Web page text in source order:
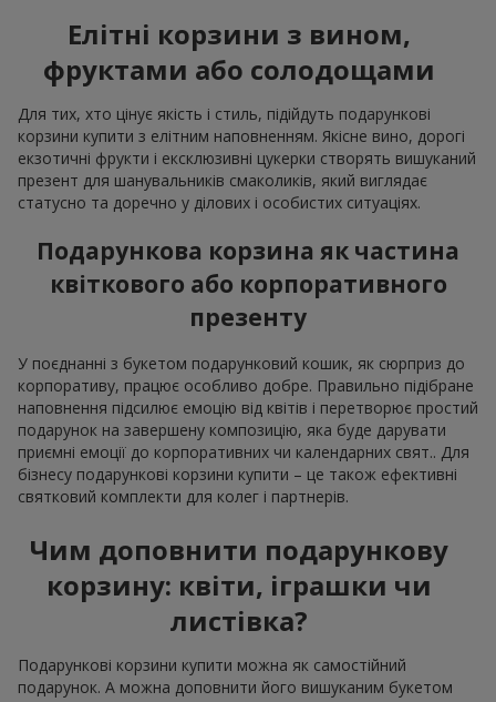
Елітні корзини з вином,
фруктами або солодощами
Для тих, хто цінує якість і стиль, підійдуть подарункові
корзини купити з елітним наповненням. Якісне вино, дорогі
екзотичні фрукти і ексклюзивні цукерки створять вишуканий
презент для шанувальників смаколиків, який виглядає
статусно та доречно у ділових і особистих ситуаціях.
Подарункова корзина як частина
квіткового або корпоративного
презенту
У поєднанні з букетом подарунковий кошик, як сюрприз до
корпоративу, працює особливо добре. Правильно підібране
наповнення підсилює емоцію від квітів і перетворює простий
подарунок на завершену композицію, яка буде дарувати
приємні емоції до корпоративних чи календарних свят.. Для
бізнесу подарункові корзини купити – це також ефективні
святковий комплекти для колег і партнерів.
Чим доповнити подарункову
корзину: квіти, іграшки чи
листівка?
Подарункові корзини купити можна як самостійний
подарунок. А можна доповнити його вишуканим букетом